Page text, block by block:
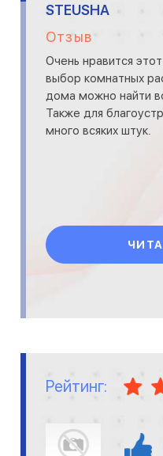
STEUSHA
Отзыв
Очень нравится
выбор комнатных
дома можно найти
Также для
много всяких штук.
Рейтинг: